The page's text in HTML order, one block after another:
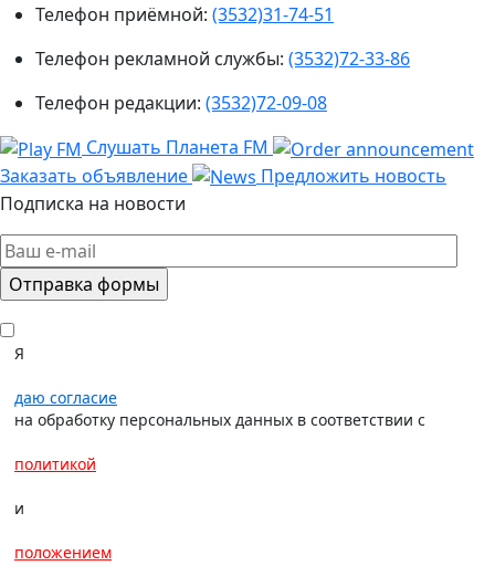
Телефон приёмной: (3532)31-74-51
Телефон рекламной службы: (3532)72-33-86
Телефон редакции: (3532)72-09-08
Слушать Планета FM
Заказать объявление
Предложить новость
Подписка на новости
Я
даю согласие
на обработку персональных данных в соответствии с
политикой
и
положением